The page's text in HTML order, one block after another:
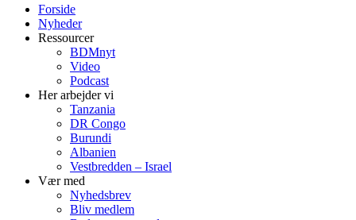
Forside
Nyheder
Ressourcer
BDMnyt
Video
Podcast
Her arbejder vi
Tanzania
DR Congo
Burundi
Albanien
Vestbredden – Israel
Vær med
Nyhedsbrev
Bliv medlem